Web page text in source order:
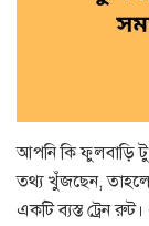
আপনি কি ফুলবাড়ি টু
তথ্য খুঁজছেন,
একটি ব্যস্ত ট্রেন